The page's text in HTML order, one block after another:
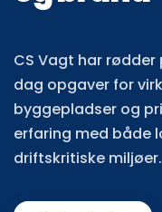
CS Vagt har
dag opgaver for
byggepladser og
erfaring med både
driftskritiske miljøer.